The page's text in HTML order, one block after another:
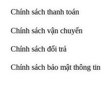
Chính sách thanh toán
Chính sách vận chuyển
Chính sách đổi trả
Chính sách bảo mật thông tin